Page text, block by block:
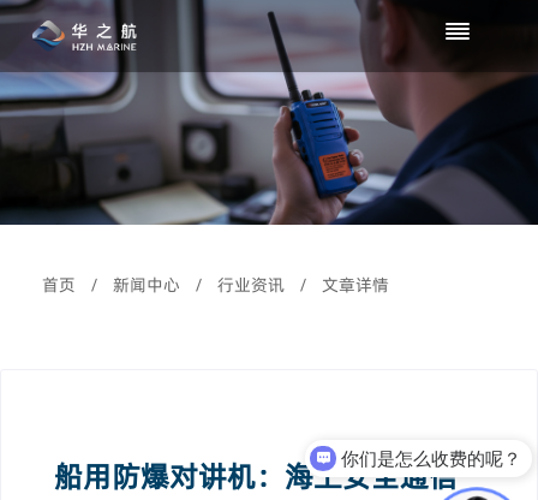
首页 / 新闻中心 / 行业资讯 / 文章详情
船用防爆对讲机：海上安全通信
你们是怎么收费的呢？